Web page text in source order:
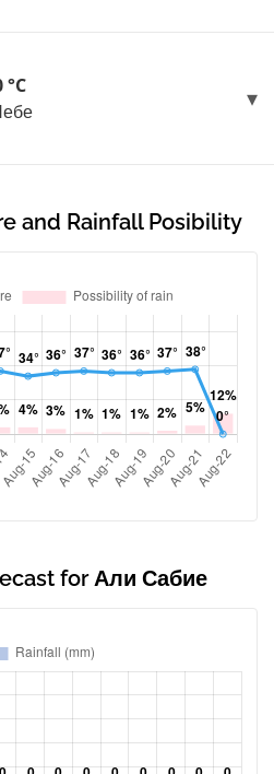
°C
and Rainfall Posibility
for Али Сабие